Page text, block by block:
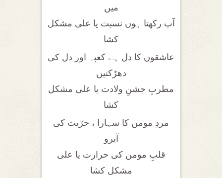
میں
آپ رکھتا ہوں نسبت یا علی مشکل
کشا
عاشقوں کا دل ہے کعبہ اور دل کی
دھڑکنیں
مطربِ جشنِ ولادت یا علی مشکل
کشا
مردِ مومن کا سہارا ، حرّیت کی
آبرو
قلبِ مومن کی حرارت یا علی
مشکل کشا